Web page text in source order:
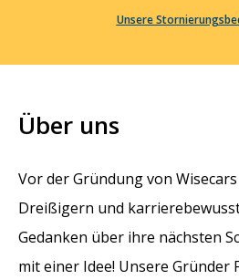
Unsere
Über uns
Vor der Gründung von
Dreißigern und
Gedanken über ihre nächsten
mit einer Idee! Unsere Gründer